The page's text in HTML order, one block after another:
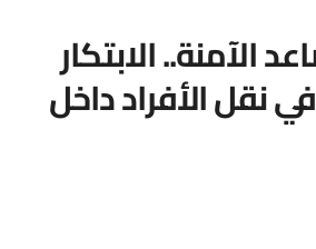
الآمنة.. الابتكار
نقل الأفراد داخل